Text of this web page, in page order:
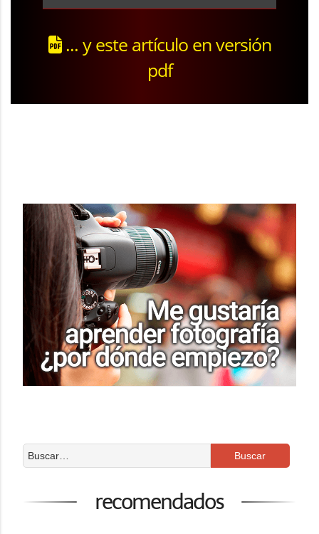
... y este artículo en versión
pdf
recomendados